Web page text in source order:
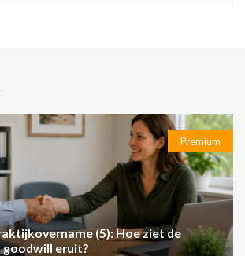
Premium
(5): Hoe ziet de
eruit?